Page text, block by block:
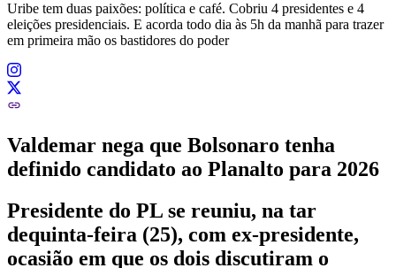
Uribe tem duas paixões: política e café. Cobriu 4 presidentes e 4
eleições presidenciais. E acorda todo dia às 5h da manhã para trazer
em primeira mão os bastidores do poder
Valdemar nega que Bolsonaro tenha
definido candidato ao Planalto para 2026
Presidente do PL se reuniu, na tar
dequinta-feira (25), com ex-presidente,
ocasião em que os dois discutiram o